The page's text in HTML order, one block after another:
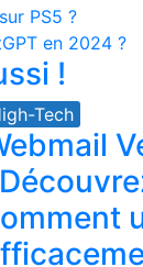
PS5 ?
en 2024 ?
!
Tech